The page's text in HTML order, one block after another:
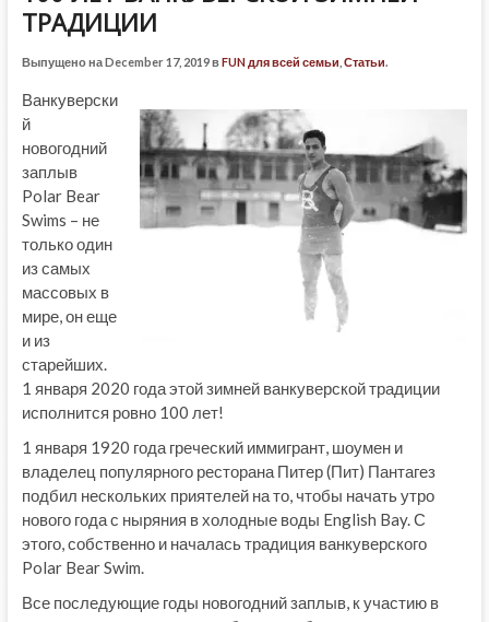
ТРАДИЦИИ
Выпущено на December 17, 2019 вFUN для всей семьи Статьи.
Ванкуверски
й
новогодний
заплыв
Polar Bear
Swims – не
только один
из самых
массовых в
мире, он еще
и из
старейших.
1 января 2020 года этой зимней ванкуверской традиции
исполнится ровно 100 лет!
1 января 1920 года греческий иммигрант, шоумен и
владелец популярного ресторана Питер (Пит) Пантагез
подбил нескольких приятелей на то, чтобы начать утро
нового года с ныряния в холодные воды English Bay. С
этого, собственно и началась традиция ванкуверского
Polar Bear Swim.
Все последующие годы новогодний заплыв, к участию в